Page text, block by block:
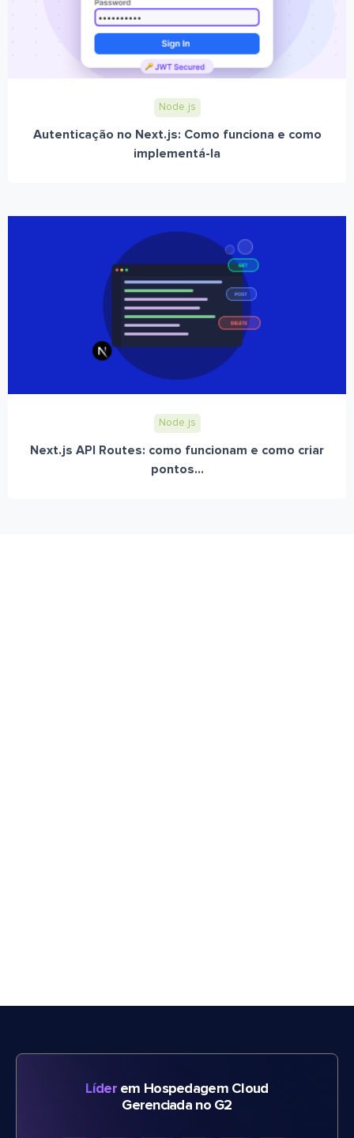
Node.js
Autenticação no Next.js: Como funciona e como
implementá-la
Node.js
Next.js API Routes: como funcionam e como criar
pontos...
Líderem Hospedagem Cloud
Gerenciada no G2